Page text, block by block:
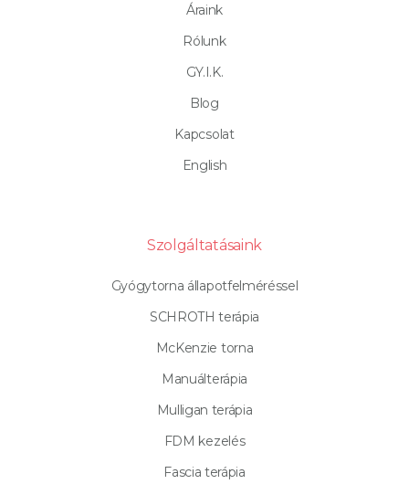
Áraink
Rólunk
GY.I.K.
Blog
Kapcsolat
English
Szolgáltatásaink
Gyógytorna állapotfelméréssel
SCHROTH terápia
McKenzie torna
Manuálterápia
Mulligan terápia
FDM kezelés
Fascia terápia